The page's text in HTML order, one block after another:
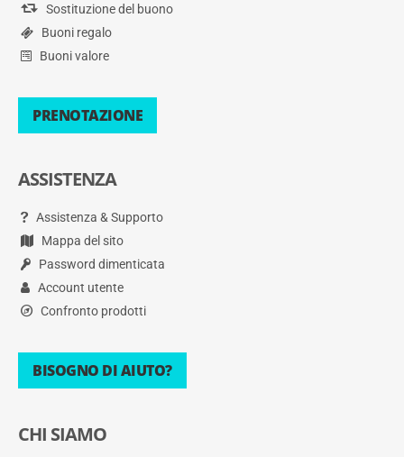
Sostituzione del buono
Buoni regalo
Buoni valore
PRENOTAZIONE
ASSISTENZA
Assistenza & Supporto
Mappa del sito
Password dimenticata
Account utente
Confronto prodotti
BISOGNO DI AIUTO?
CHI SIAMO